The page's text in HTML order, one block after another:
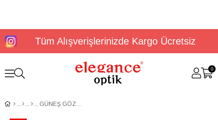
Tüm Alışverişlerinizde Kargo Ücretsiz
0
GÜNEŞ GÖZLÜĞÜ BALENCIAGA BB0260S 003